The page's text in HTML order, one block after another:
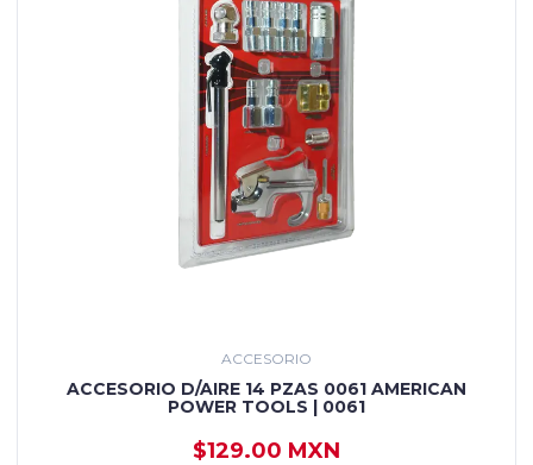
ACCESORIO
ACCESORIO D/AIRE 14 PZAS 0061 AMERICAN
POWER TOOLS | 0061
$129.00 MXN